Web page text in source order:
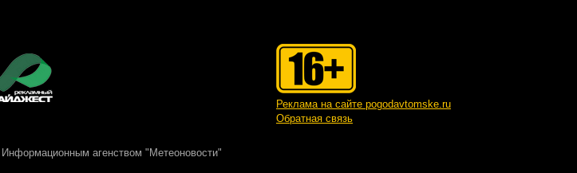
Реклама на сайте pogodavtomske.ru
Обратная связь
Информационным агенством "Метеоновости"